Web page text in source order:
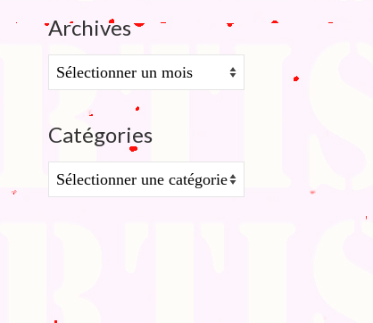
Archives
Archives
Catégories
Catégories